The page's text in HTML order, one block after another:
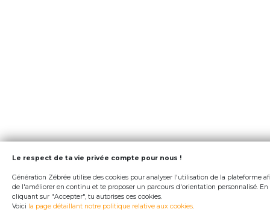
Le respect de ta vie privée compte pour nous !
Génération Zébrée utilise des cookies pour analyser l'utilisation de la plateforme
de l'améliorer en continu et te proposer un parcours d'orientation personnalisé. En
cliquant sur "Accepter", tu autorises ces cookies.
Voici la page détaillant notre politique relative aux cookies.